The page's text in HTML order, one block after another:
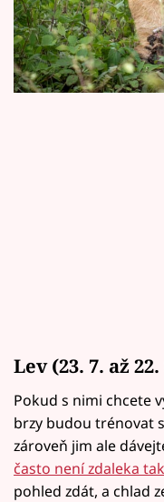
Sledujte prima+
Filmový
radí, jak na ně.
Lev (23. 7. až 22.
Pokud s nimi chcete
brzy budou trénovat
zároveň jim ale
často není zdaleka
pohled zdát, a chlad